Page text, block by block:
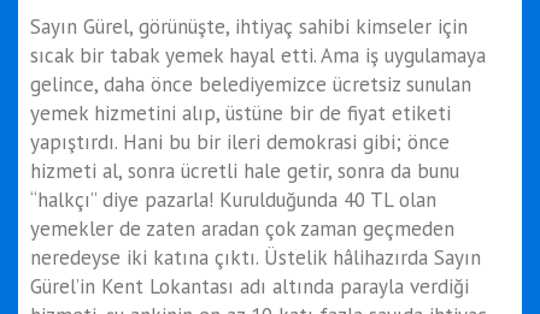
Sayın Gürel, görünüşte, ihtiyaç sahibi kimseler için
sıcak bir tabak yemek hayal etti. Ama iş uygulamaya
gelince, daha önce belediyemizce ücretsiz sunulan
yemek hizmetini alıp, üstüne bir de fiyat etiketi
yapıştırdı. Hani bu bir ileri demokrasi gibi; önce
hizmeti al, sonra ücretli hale getir, sonra da bunu
“halkçı” diye pazarla! Kurulduğunda 40 TL olan
yemekler de zaten aradan çok zaman geçmeden
neredeyse iki katına çıktı. Üstelik hâlihazırda Sayın
Gürel’in Kent Lokantası adı altında parayla verdiği